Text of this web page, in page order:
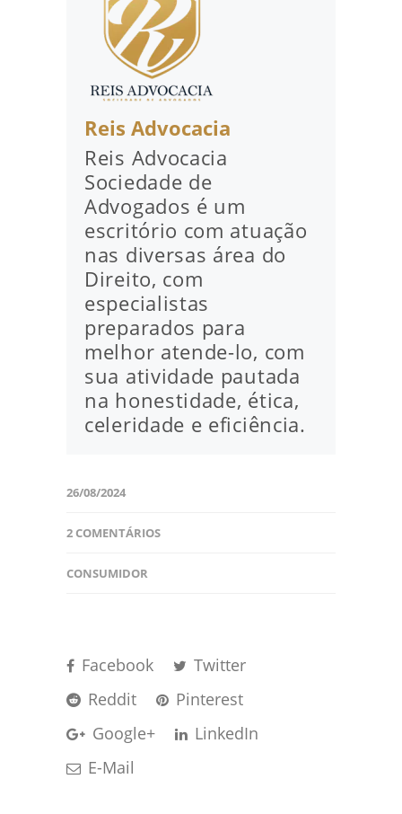
Reis Advocacia
Reis Advocacia
Sociedade de
Advogados é um
escritório com atuação
nas diversas área do
Direito, com
especialistas
preparados para
melhor atende-lo, com
sua atividade pautada
na honestidade, ética,
celeridade e eficiência.
26/08/2024
2 COMENTÁRIOS
CONSUMIDOR
Facebook
Twitter
Reddit
Pinterest
Google+
LinkedIn
E-Mail